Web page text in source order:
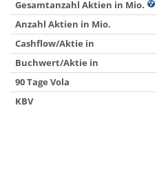
Gesamtanzahl Aktien in Mio.
Anzahl Aktien in Mio.
Cashflow/Aktie in
Buchwert/Aktie in
90 Tage Vola
KBV